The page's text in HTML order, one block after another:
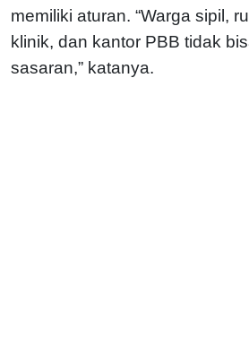
memiliki aturan. “Warga sipil,
klinik, dan kantor PBB tidak
sasaran,” katanya.